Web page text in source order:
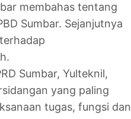
membahas tentang
Sumbar. Sejanjutnya
Sumbar, Yulteknil,
yang paling
tugas, fungsi dan